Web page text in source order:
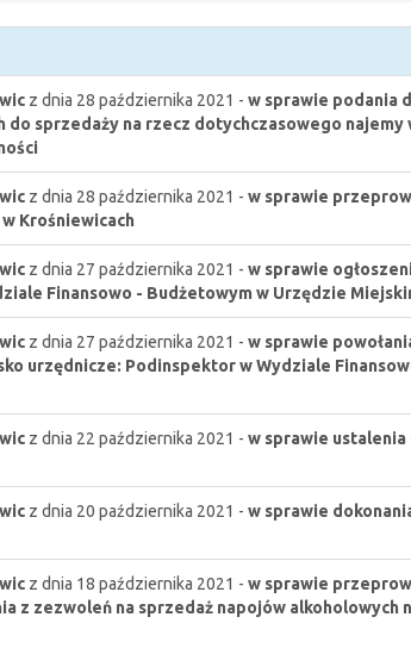
z dnia 28 października 2021 - w sprawie podania
sprzedaży na rzecz dotychczasowego najemy
z dnia 28 października 2021 - w sprawie
Krośniewicach
z dnia 27 października 2021 - w sprawie
Finansowo - Budżetowym w Urzędzie
z dnia 27 października 2021 - w sprawie
urzędnicze: Podinspektor w Wydziale
z dnia 22 października 2021 - w sprawie
z dnia 20 października 2021 - w sprawie
z dnia 18 października 2021 - w sprawie
z zezwoleń na sprzedaż napojów alkoholowych